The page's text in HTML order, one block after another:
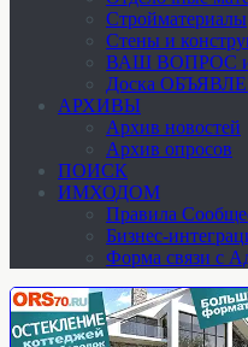
Стройматериалы
Стены и
ВАШ ВОПРОС
Доска
АРХИВЫ
Архив новостей
Архив опросов
ПОИСК
ИМХОДОМ
Правила
Бизнес-
Форма связи с